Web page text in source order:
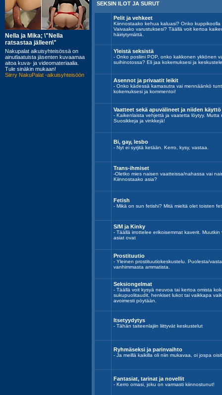
SEKSIN ILOT JA SURUT
Pelit ja vehkeet
Kiinnostaako kehua kaluasi? Onko
Vaivaako varustuksesi? Täällä voit kertoa
häiriytymättä.
Yleistä seksistä
- Onko posliini POP, onko kakkonen ykkönen
suihinotossa? Eli jaa kokemuksesi ja
Asennot ja privaatit leikit
- Onko kädessä kamasutra vai mennäänkö
kokemuksesi ja kommentoi!
Vaatteet sekä apuvälineet ja niiden käyttö
- Kaikenlaista vehjettä ja vaatetta löytyy.
Suosikkeja ja vinkkejä!
Bi, gay, lesbo
- Nyt ei syrjitä ketään. Kerro, kysy, vastaa.
Trans-ihmiset
-Oletko mies naisen vaatteissa/nahassa vai
Kiinnostaako asia?
Fetish
- Mikä on sun fetishi? Mitä mieltä olet toisten
S/M ja Kinky
- Täällä irrottelee erikoisemmat kaverit.
asiat ovat
Prostituutio
- Yleinen prostituutiokeskustelu. Puolesta/
vanhimmasta ammatista.
Seksiongelmat
- Täällä voit kysyä neuvoa tai kertoa omista
sukupuolitaudit, henkiset lukot tai vaikkapa
avoimesti pöytään.
Itsetyydytys
- Tähän taiteenlajiin liittyvät keskustelut
Ryhmäseksi ja parinvaihto
- Ja meillä kaikilla oli niin mukavaa, oi jospa
Fantasiat, tarinat ja novellit
- Kerro omasi, joku on varmasti kiinnostunut!